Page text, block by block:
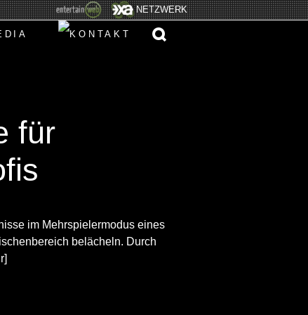
NETZWERK
für
im Mehrspielermodus eines
belächeln. Durch